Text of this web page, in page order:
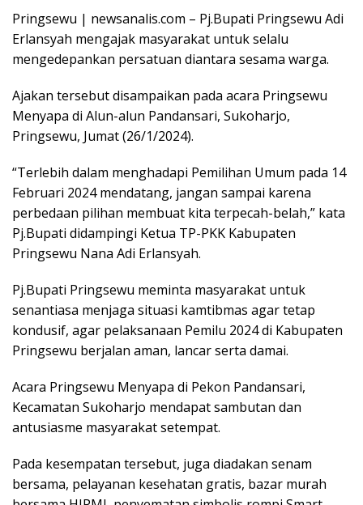
Pringsewu | newsanalis.com – Pj.Bupati Pringsewu Adi
Erlansyah mengajak masyarakat untuk selalu
mengedepankan persatuan diantara sesama warga.
Ajakan tersebut disampaikan pada acara Pringsewu
Menyapa di Alun-alun Pandansari, Sukoharjo,
Pringsewu, Jumat (26/1/2024).
“Terlebih dalam menghadapi Pemilihan Umum pada 14
Februari 2024 mendatang, jangan sampai karena
perbedaan pilihan membuat kita terpecah-belah,” kata
Pj.Bupati didampingi Ketua TP-PKK Kabupaten
Pringsewu Nana Adi Erlansyah.
Pj.Bupati Pringsewu meminta masyarakat untuk
senantiasa menjaga situasi kamtibmas agar tetap
kondusif, agar pelaksanaan Pemilu 2024 di Kabupaten
Pringsewu berjalan aman, lancar serta damai.
Acara Pringsewu Menyapa di Pekon Pandansari,
Kecamatan Sukoharjo mendapat sambutan dan
antusiasme masyarakat setempat.
Pada kesempatan tersebut, juga diadakan senam
bersama, pelayanan kesehatan gratis, bazar murah